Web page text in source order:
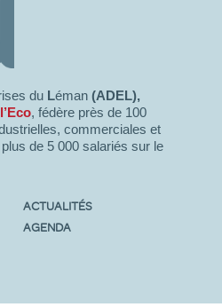
du Léman (ADEL),
, fédère près de 100
commerciales et
de 5 000 salariés sur le
ACTUALITÉS
AGENDA